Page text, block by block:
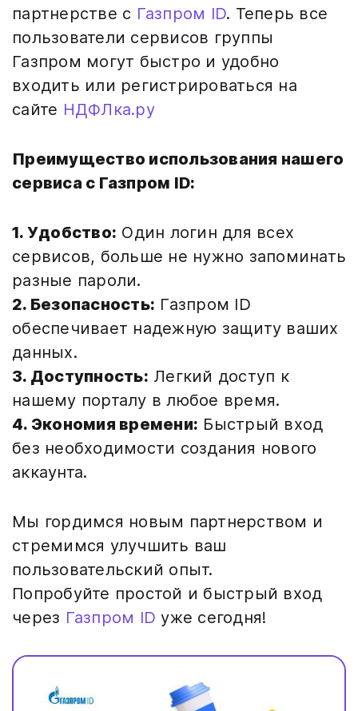
партнерстве с Газпром ID. Теперь все
пользователи сервисов группы
Газпром могут быстро и удобно
входить или регистрироваться на
сайте НДФЛка.ру
Преимущество использования нашего
сервиса с Газпром ID:
1. Удобство: Один логин для всех
сервисов, больше не нужно запоминать
разные пароли.
2. Безопасность: Газпром ID
обеспечивает надежную защиту ваших
данных.
3. Доступность: Легкий доступ к
нашему порталу в любое время.
4. Экономия времени: Быстрый вход
без необходимости создания нового
аккаунта.
Мы гордимся новым партнерством и
стремимся улучшить ваш
пользовательский опыт.
Попробуйте простой и быстрый вход
через Газпром ID уже сегодня!